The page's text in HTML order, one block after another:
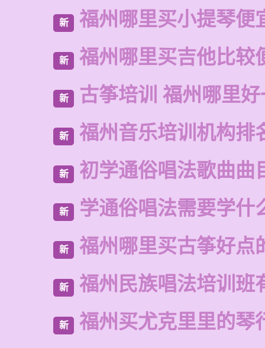
新 福州哪里买小提琴便
新 福州哪里买吉他比较
新 古筝培训 福州哪里
新 福州音乐培训机构排
新 初学通俗唱法歌曲曲
新 学通俗唱法需要学什
新 福州哪里买古筝好点
新 福州民族唱法培训班
新 福州买尤克里里的琴